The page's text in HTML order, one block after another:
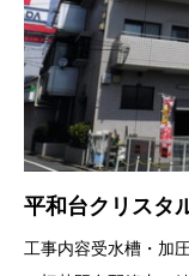
平和台クリスタ
工事内容受水槽・加